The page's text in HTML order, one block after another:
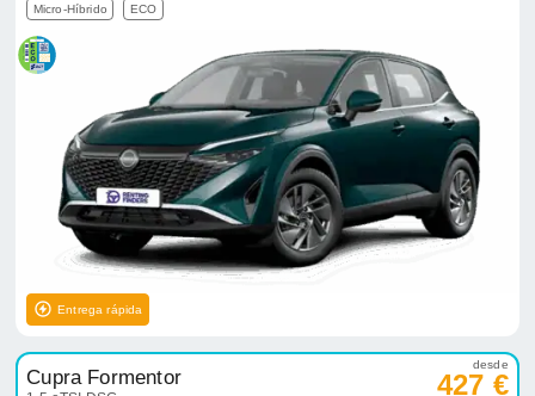
Micro-Híbrido ECO
Entrega rápida
Cupra Formentor
desde
427 €